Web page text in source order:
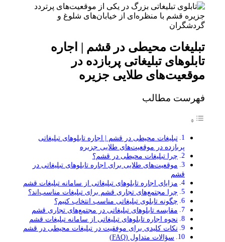
تبلیغات محیطی در قشم | اجاره
تابلوهای تبلیغاتی پربازده در
موقعیت‌های طلایی جزیره
فهرست مطالب
تبلیغات محیطی در قشم | اجاره تابلوهای تبلیغاتی
پربازده در موقعیت‌های طلایی جزیره
چرا تبلیغات محیطی در قشم؟
موقعیت‌های طلایی برای اجاره تابلوهای تبلیغاتی در
قشم
مزایای اجاره تابلوهای تبلیغاتی از سامانه تبلیغات قشم
چرا مجتمع‌های تجاری قشم برای تبلیغات مناسب‌اند؟
چگونه تابلوی تبلیغاتی مناسب انتخاب کنیم؟
مقایسه تابلوهای تبلیغاتی در مجتمع‌های تجاری قشم
نحوه اجاره تابلوهای تبلیغاتی از سامانه تبلیغات قشم
نکات کلیدی برای موفقیت در تبلیغات محیطی در قشم
سؤالات متداول (FAQ)